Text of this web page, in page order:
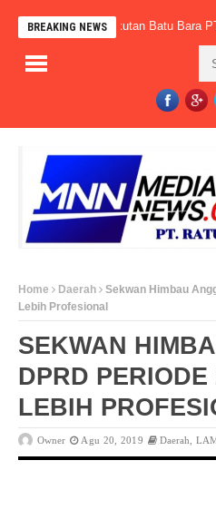
BREAKING NEWS
Bertaring, Angkutan Batu Bara PT
Home Daerah
Sekwan Himbau
Lebih Profesional
SEKWAN
DPRD PERIODE
LEBIH
Owner Agu 20, 2019 Daerah